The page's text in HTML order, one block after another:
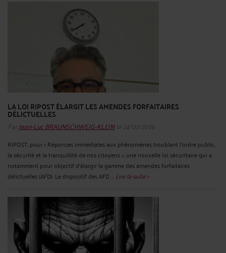
LA LOI RIPOST ÉLARGIT LES AMENDES FORFAITAIRES
DÉLICTUELLES
Par Jean-Luc BRAUNSCHWEIG-KLEINle 24/07/2026
RIPOST, pour « Réponses immédiates aux phénomènes troublant l’ordre public,
la sécurité et la tranquillité de nos citoyens », une nouvelle loi sécuritaire qui a
notamment pour objectif d’élargir la gamme des amendes forfaitaires
délictuelles (AFD). Le dispositif des AFD ... Lire la suite >